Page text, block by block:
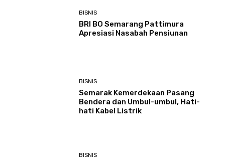
BISNIS
BRI BO Semarang Pattimura
Apresiasi Nasabah Pensiunan
BISNIS
Semarak Kemerdekaan Pasang
Bendera dan Umbul-umbul, Hati-
hati Kabel Listrik
BISNIS